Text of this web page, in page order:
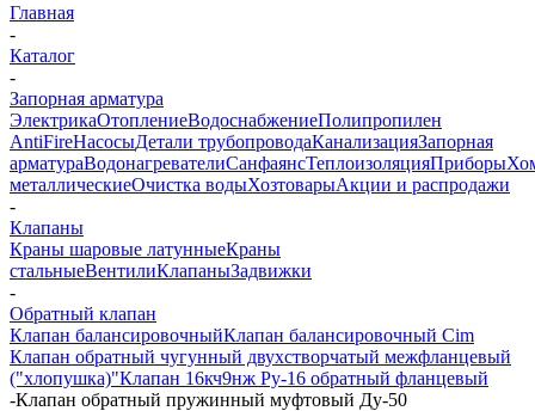
Главная
-
Каталог
-
Запорная арматура
ЭлектрикаОтоплениеВодоснабжениеПолипропилен
AntiFireНасосыДетали трубопроводаКанализацияЗапорная
арматураВодонагревателиСанфаянсТеплоизоляцияПриборы
металлическиеОчистка водыХозтоварыАкции и распродажи
-
Клапаны
Краны шаровые латунныеКраны
стальныеВентилиКлапаныЗадвижки
-
Обратный клапан
Клапан балансировочныйКлапан балансировочный Cim
Клапан обратный чугунный двухстворчатый межфланцевый
("хлопушка)"Клапан 16кч9нж Ру-16 обратный фланцевый
-Клапан обратный пружинный муфтовый Ду-50